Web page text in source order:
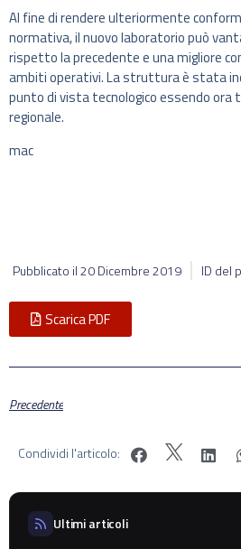
Al fine di rendere ulteriormente
normativa, il nuovo laboratorio può
rispetto la precedente e una migliore
ambiti operativi. La struttura è stata
punto di vista tecnologico essendo
regionale.
mac
Pubblicato il20 Dicembre 2019 ID del
Scarica PDF
Precedente
Condividi l'articolo:
Ultimi articoli